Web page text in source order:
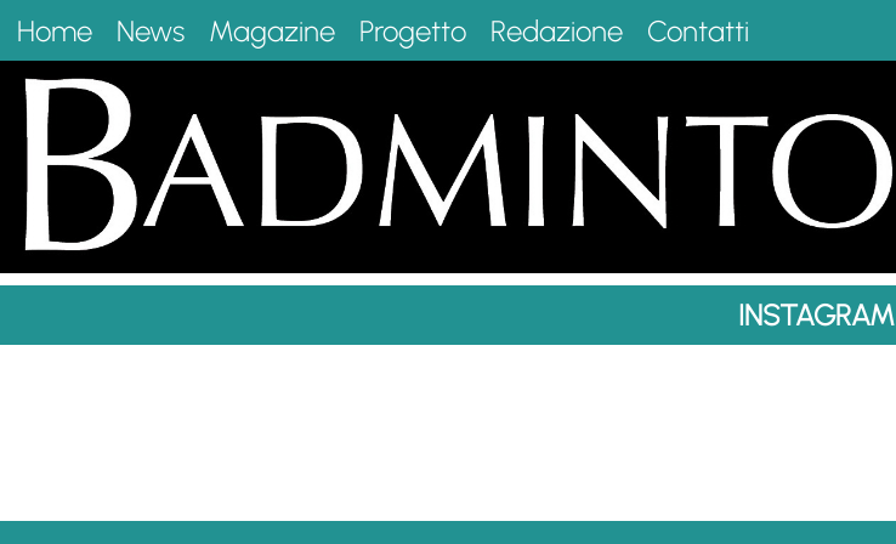
Home News Magazine Progetto Redazione Contatti
INSTAGRAM